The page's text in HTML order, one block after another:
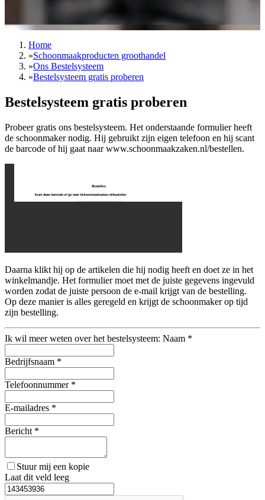
Home
»Schoonmaakproducten groothandel
»Ons Bestelsysteem
»Bestelsysteem gratis proberen
Bestelsysteem gratis proberen
Probeer gratis ons bestelsysteem. Het onderstaande formulier heeft
de schoonmaker nodig. Hij gebruikt zijn eigen telefoon en hij scant
de barcode of hij gaat naar www.schoonmaakzaken.nl/bestellen.
Daarna klikt hij op de artikelen die hij nodig heeft en doet ze in het
winkelmandje. Het formulier moet met de juiste gegevens ingevuld
worden zodat de juiste persoon de e-mail krijgt van de bestelling.
Op deze manier is alles geregeld en krijgt de schoonmaker op tijd
zijn bestelling.
Ik wil meer weten over het bestelsysteem: Naam *
Bedrijfsnaam *
Telefoonnummer *
E-mailadres *
Bericht *
Stuur mij een kopie
Laat dit veld leeg